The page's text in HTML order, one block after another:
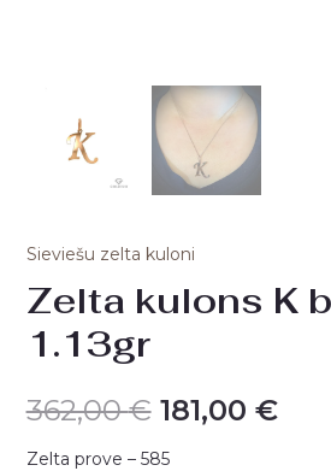
Sieviešu zelta kuloni
Zelta kulons K
1.13gr
362,00€ 181,00 €
Zelta prove – 585